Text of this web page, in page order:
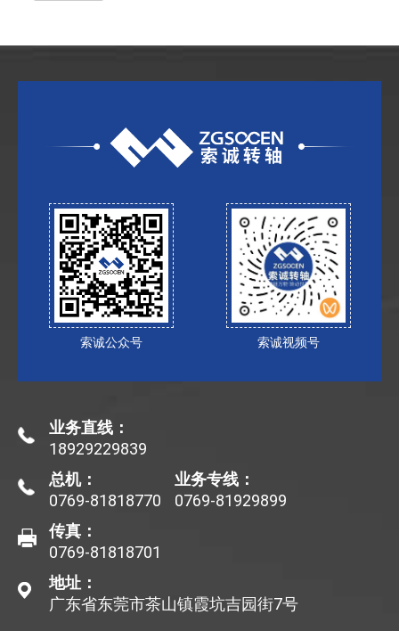
索诚公众号 索诚视频号
业务直线：
18929229839
总机：
0769-81818770
业务专线：
0769-81929899
传真：
0769-81818701
地址：
广东省东莞市茶山镇霞坑吉园街7号